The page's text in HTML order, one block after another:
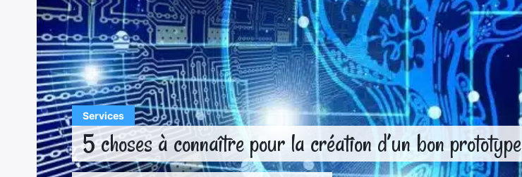
Services
5 choses à connaître pour la création d’un bon prototype